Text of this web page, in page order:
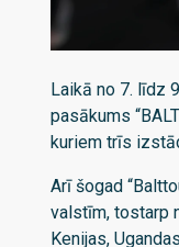
Laikā no 7. līdz
pasākums
kuriem trīs
Arī šogad
valstīm, tostarp
Kenijas,